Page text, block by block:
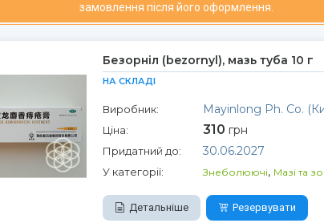
замовлення після його оформлення.
Безорніл (bezornyl), мазь туба 10 г
НА СКЛАДІ
Виробник: Mayinlong Ph. Co.
Ціна: 310 грн
Придатний до: 30.06.2027
У категорії: Знеболюючі, Мазі та
Детальніше Резервувати